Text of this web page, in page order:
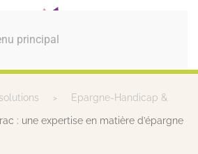
principal
Epargne-Handicap &
: une expertise en matière d’épargne